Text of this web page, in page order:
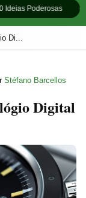
Poderosas
Di...
Stéfano Barcellos
Digital